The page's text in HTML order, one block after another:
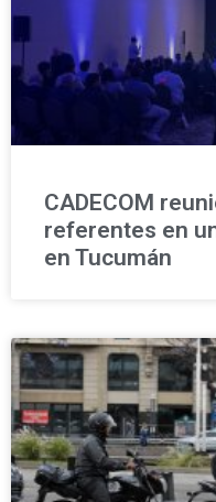
CADECOM
referentes en
en Tucumán